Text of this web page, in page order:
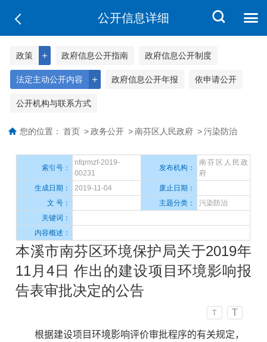
公开信息详细
＋
政策 政府信息公开指南 政府信息公开制度
＋
法定主动公开内容 政府信息公开年报 依申请公开
公开机构与联系方式
您的位置： 首页 > 政务公开 > 南芬区人民政府 > 污染防治
索引号：
nfqrmzf-2019-
00231
发布机构：
南芬区人民政
府
生成日期：
2019-11-04
废止日期：
文 号：
主题分类：
污染防治
关键词：
内容概述：
本溪市南芬区环境保护局关于2019年
11月4日 作出的建设项目环境影响报
告表审批决定的公告
T T
根据建设项目环境影响评价审批程序的有关规定，